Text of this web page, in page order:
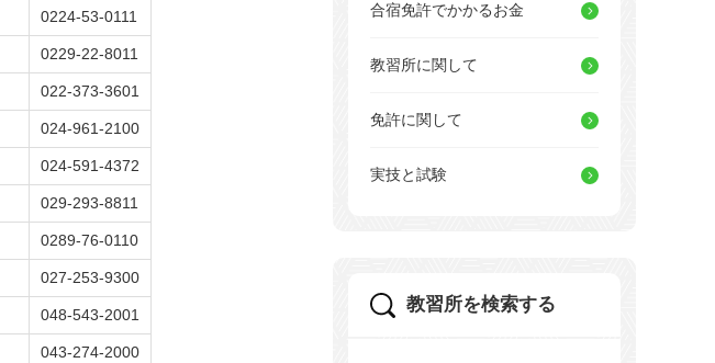
0224-53-0111
0229-22-8011
022-373-3601
024-961-2100
024-591-4372
029-293-8811
0289-76-0110
027-253-9300
048-543-2001
043-274-2000
合宿免許でかかるお金
教習所に関して
免許に関して
実技と試験
教習所を検索する